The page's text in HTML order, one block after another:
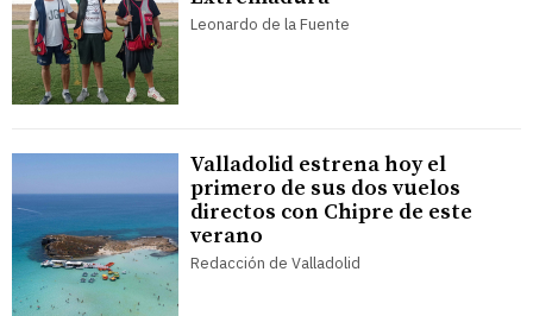
Leonardo de la Fuente
Valladolid estrena hoy el
primero de sus dos vuelos
directos con Chipre de este
verano
Redacción de Valladolid